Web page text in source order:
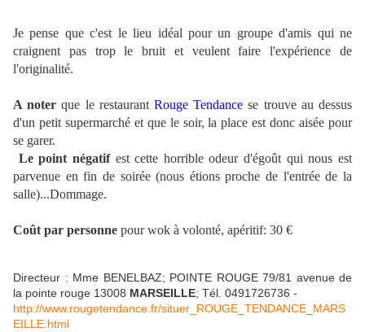
Je pense que c'est le lieu idéal pour un groupe d'amis qui ne
craignent pas trop le bruit et veulent faire l'expérience de
l'originalité.
A noter que le restaurantRouge Tendance se trouve au dessus
d'un petit supermarché et que le soir, la place est donc aisée pour
se garer.
Le point négatifest cette horrible odeur d'égoût qui nous est
parvenue en fin de soirée (nous étions proche de l'entrée de la
salle)...Dommage.
Coût par personne pour wok à volonté, apéritif: 30 €
Directeur : Mme BENELBAZ; POINTE ROUGE 79/81 avenue de
la pointe rouge 13008 MARSEILLE; Tél. 0491726736 -
http://www.rougetendance.fr/situer_ROUGE_TENDANCE_MARS
EILLE.html